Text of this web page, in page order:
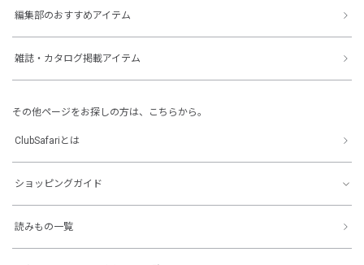
編集部のおすすめアイテム
雑誌・カタログ掲載アイテム
その他ページをお探しの方は、こちらから。
ClubSafariとは
ショッピングガイド
読みもの一覧